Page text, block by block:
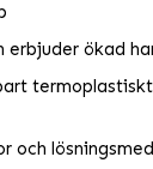
erbjuder ökad
och